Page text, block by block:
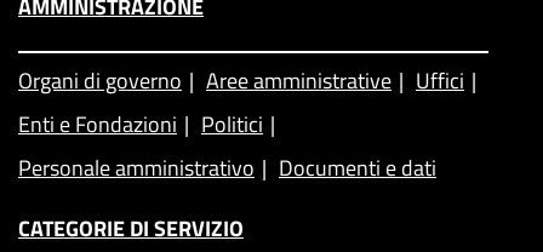
AMMINISTRAZIONE
Organi di governo Aree amministrative
Uffici
Enti e Fondazioni
Politici
Personale amministrativo
Documenti e dati
CATEGORIE DI SERVIZIO